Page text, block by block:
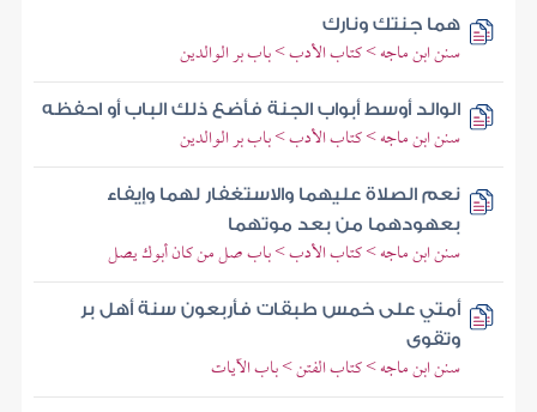
هما جنتك ونارك
سنن ابن ماجه > كتاب الأدب > باب بر الوالدين
الوالد أوسط أبواب الجنة فأضع ذلك الباب أو احفظه
سنن ابن ماجه > كتاب الأدب > باب بر الوالدين
نعم الصلاة عليهما والاستغفار لهما وإيفاء
بعهودهما من بعد موتهما
سنن ابن ماجه > كتاب الأدب > باب صل من كان أبوك يصل
أمتي على خمس طبقات فأربعون سنة أهل بر
وتقوى
سنن ابن ماجه > كتاب الفتن > باب الآيات